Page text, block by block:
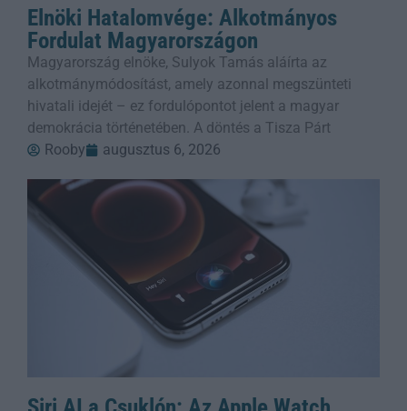
Elnöki Hatalomvége: Alkotmányos
Fordulat Magyarországon
Magyarország elnöke, Sulyok Tamás aláírta az
alkotmánymódosítást, amely azonnal megszünteti
hivatali idejét – ez fordulópontot jelent a magyar
demokrácia történetében. A döntés a Tisza Párt
Rooby
augusztus 6, 2026